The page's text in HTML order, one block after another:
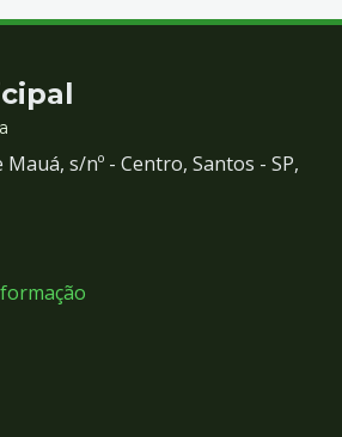
Mauá, s/nº - Centro, Santos - SP,